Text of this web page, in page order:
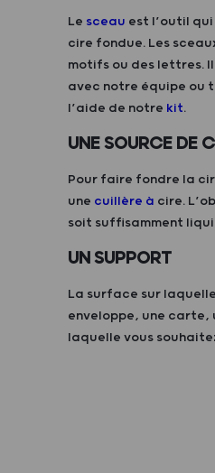
Le sceau est l’outil
cire fondue. Les
motifs ou des lettres.
avec notre équipe ou
l’aide de notre kit.
UNE SOURCE DE
Pour faire fondre la
une cuillère à cire.
soit suffisamment
UN SUPPORT
La surface sur
enveloppe, une
laquelle vous